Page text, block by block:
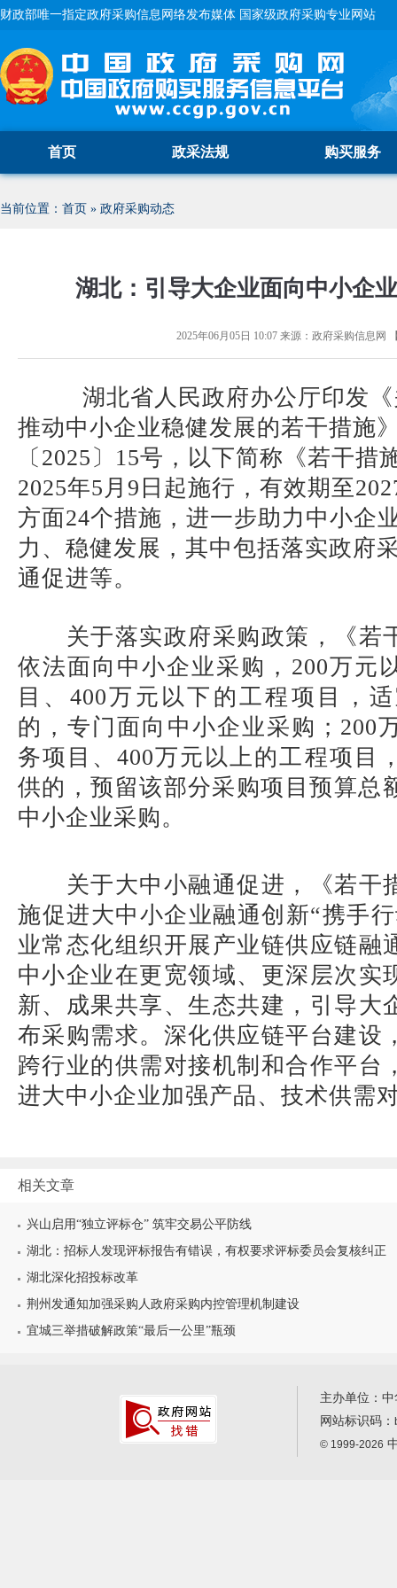
财政部唯一指定政府采购信息网络发布媒体 国家级政府采购专业网站
首页 政采法规 购买服务
当前位置： 首页 » 政府采购动态
湖北：引导大企业面向中小企
2025年06月05日 10:07来源： 政府采购信息网
湖北省人民政府办公厅印发
推动中小企业稳健发展的若干措施
〔2025〕15号，以下简称《若干措
2025年5月9日起施行，有效期至
方面24个措施，进一步助力中小企
力、稳健发展，其中包括落实政府
通促进等。
关于落实政府采购政策，《若
依法面向中小企业采购，200万元
目、400万元以下的工程项目，
的，专门面向中小企业采购；200
务项目、400万元以上的工程项目
供的，预留该部分采购项目预算总
中小企业采购。
关于大中小融通促进，《若干
施促进大中小企业融通创新“携手
业常态化组织开展产业链供应链融
中小企业在更宽领域、更深层次实
新、成果共享、生态共建，引导大
布采购需求。深化供应链平台建设
跨行业的供需对接机制和合作平台
进大中小企业加强产品、技术供需
相关文章
兴山启用“独立评标仓” 筑牢交易公平防线
湖北：招标人发现评标报告有错误，有权要求评标委员会复核纠正
湖北深化招投标改革
荆州发通知加强采购人政府采购内控管理机制建设
宜城三举措破解政策“最后一公里”瓶颈
主办单位：
网站标识码：
© 1999-2026